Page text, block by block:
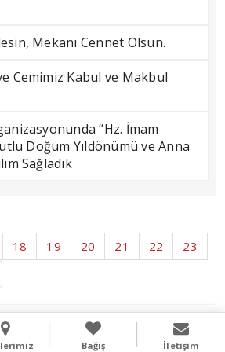
Mekanı Cennet Olsun.
Cemimiz Kabul ve Makbul
“Hz. İmam
Doğum Yıldönümü ve Anna
Sağladık
18 19 20 21 22
23
Bağış İletişim